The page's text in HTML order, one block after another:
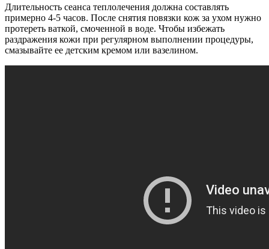
Длительность сеанса теплолечения должна составлять
примерно 4-5 часов. После снятия повязки кож за ухом нужно
протереть ваткой, смоченной в воде. Чтобы избежать
раздражения кожи при регулярном выполнении процедуры,
смазывайте ее детским кремом или вазелином.